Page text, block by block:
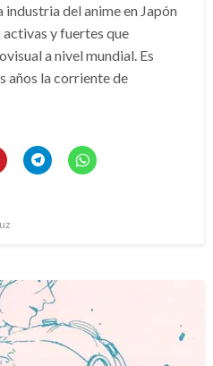
industria del anime en Japón
activas y fuertes que
a nivel mundial. Es
años la corriente de